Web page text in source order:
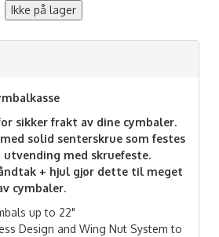
Ikke på lager
sikker frakt av dine cymbaler.
solid senterskrue som festes
med skruefeste.
+ hjul gjør dette til meget
cymbaler.
up to 22"
Design and Wing Nut System to